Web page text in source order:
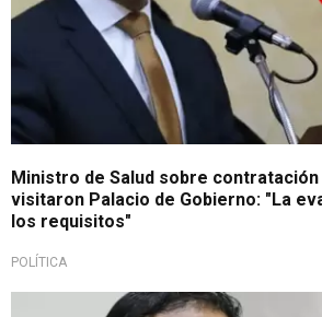
Ministro de Salud sobre
visitaron Palacio de Gobierno: "La
los requisitos"
POLÍTICA
Declara a la prensa